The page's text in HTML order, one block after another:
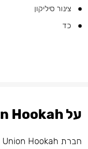
צינור סיליקון
כד
על Union Hookah